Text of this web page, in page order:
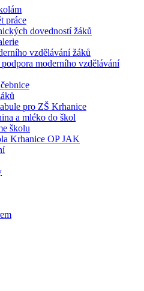
práce
dovedností žáků
vzdělávání žáků
moderního vzdělávání
pro ZŠ Krhanice
a mléko do škol
školu
Krhanice OP JAK